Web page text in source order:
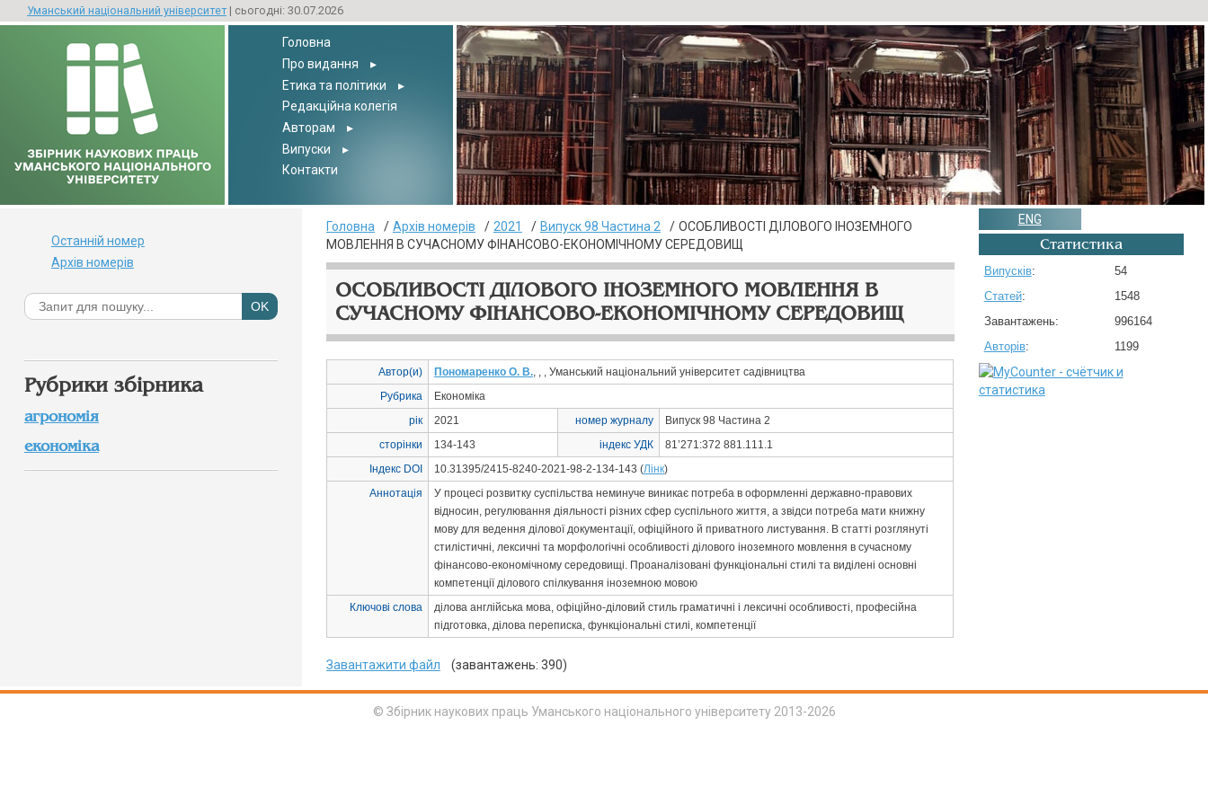
Уманський національний університет| сьогодні: 30.07.2026
Головна
Про видання
▸
Етика та політики
▸
Редакційна колегія
Авторам
▸
Випуски
▸
Контакти
Головна Архів номерів 2021 Випуск 98 Частина 2
ОСОБЛИВОСТІ ДІЛОВОГО ІНОЗЕМНОГО
МОВЛЕННЯ В СУЧАСНОМУ ФІНАНСОВО-ЕКОНОМІЧНОМУ СЕРЕДОВИЩ
ОСОБЛИВОСТІ ДІЛОВОГО ІНОЗЕМНОГО МОВЛЕННЯ В
СУЧАСНОМУ ФІНАНСОВО-ЕКОНОМІЧНОМУ СЕРЕДОВИЩ
Автор(и) Пономаренко О. В., , , Уманський національний університет садівництва
Рубрика
Економіка
рік
2021 номер журналу
Випуск 98 Частина 2
сторінки
134-143 індекс УДК
81’271:372 881.111.1
Індекс DOI
10.31395/2415-8240-2021-98-2-134-143 (Лінк)
Аннотація
У процесі розвитку суспільства неминуче виникає потреба в оформленні державно-правових
відносин, регулювання діяльності різних сфер суспільного життя, а звідси потреба мати книжну
мову для ведення ділової документації, офіційного й приватного листування. В статті розглянуті
стилістичні, лексичні та морфологічні особливості ділового іноземного мовлення в сучасному
фінансово-економічному середовищі. Проаналізовані функціональні стилі та виділені основні
компетенції ділового спілкування іноземною мовою
Ключові слова
ділова англійська мова, офіційно-діловий стиль граматичні і лексичні особливості, професійна
підготовка, ділова переписка, функціональні стилі, компетенції
Завантажити файл (завантажень: 390)
Останній номер
Архів номерів
Рубрики збірника
агрономія
економіка
ENG
Статистика
Випусків:
54
Статей:
1548
Завантажень:
996164
Авторів: 1199
© Збірник наукових праць Уманського національного університету 2013-2026